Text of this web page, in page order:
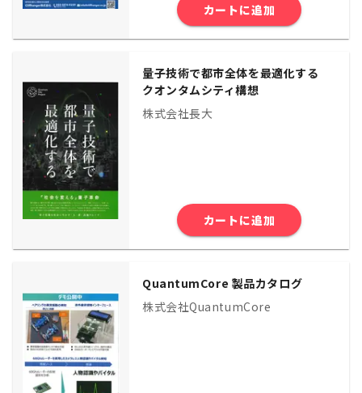
カートに追加
量子技術で都市全体を最適化する
クオンタムシティ構想
株式会社長大
カートに追加
QuantumCore 製品カタログ
株式会社QuantumCore